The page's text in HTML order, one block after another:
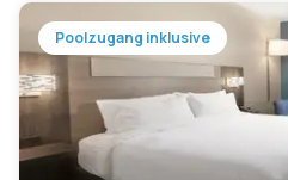
Poolzugang inklusive